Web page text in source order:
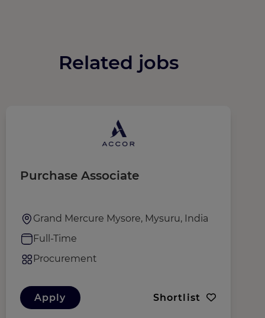
Related jobs
Purchase Associate
Grand Mercure Mysore, Mysuru, India
Full-Time
Procurement
Apply Shortlist